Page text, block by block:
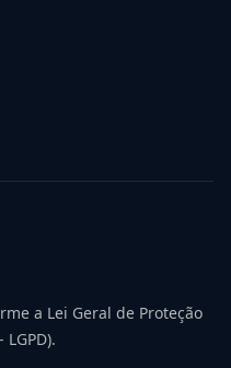
a Lei Geral de Proteção